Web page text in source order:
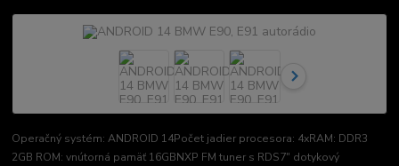
Operačný systém: ANDROID 14Počet jadier procesora: 4xRAM: DDR3
2GB ROM: vnútorná pamäť 16GBNXP FM tuner s RDS7" dotykový